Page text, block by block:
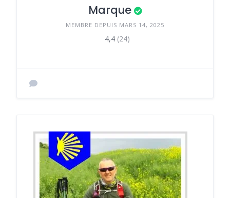
Marque
MEMBRE DEPUIS MARS 14, 2025
4,4 (24)